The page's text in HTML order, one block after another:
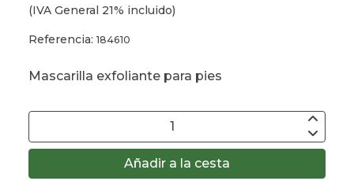
(IVA General 21% incluido)
Referencia:184610
Mascarilla exfoliante para pies
Añadir a la cesta